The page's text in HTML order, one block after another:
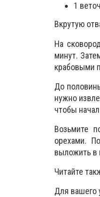
1
Вкрутую
На
минут.
крабовыми
До
нужно
чтобы
Возьмите
орехами.
выложить в
Читайте
Для вашего